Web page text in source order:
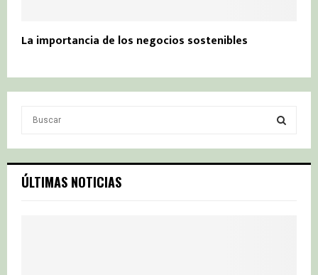
La importancia de los negocios sostenibles
c
h
S
ÚLTIMAS NOTICIAS